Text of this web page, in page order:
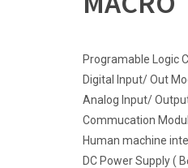
Programable Logic
Digital Input/ Out
Analog Input/
Commucation
Human machine
DC Power Supply (